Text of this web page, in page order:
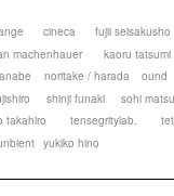
cineca fujii seisakusho
machenhauer kaoru tatsumi
noritake / harada ound
shinji funaki sohi
takahiro tensegritylab.
yukiko hino